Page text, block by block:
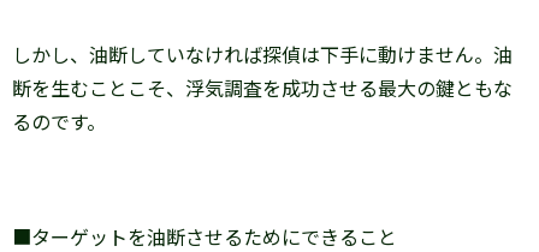
しかし、油断していなければ探偵は下手に動けません。油
断を生むことこそ、浮気調査を成功させる最大の鍵ともな
るのです。
■ターゲットを油断させるためにできること